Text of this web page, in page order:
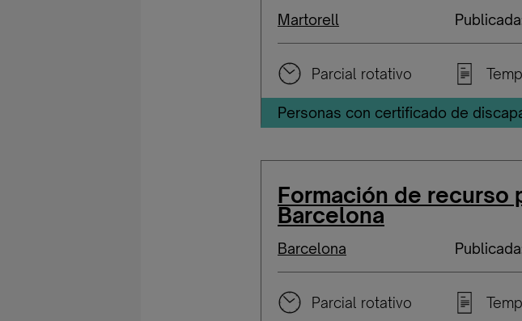
Martorell
Parcial rotativo
Personas con certificado de
Formación de recurso
Barcelona
Barcelona
Parcial rotativo